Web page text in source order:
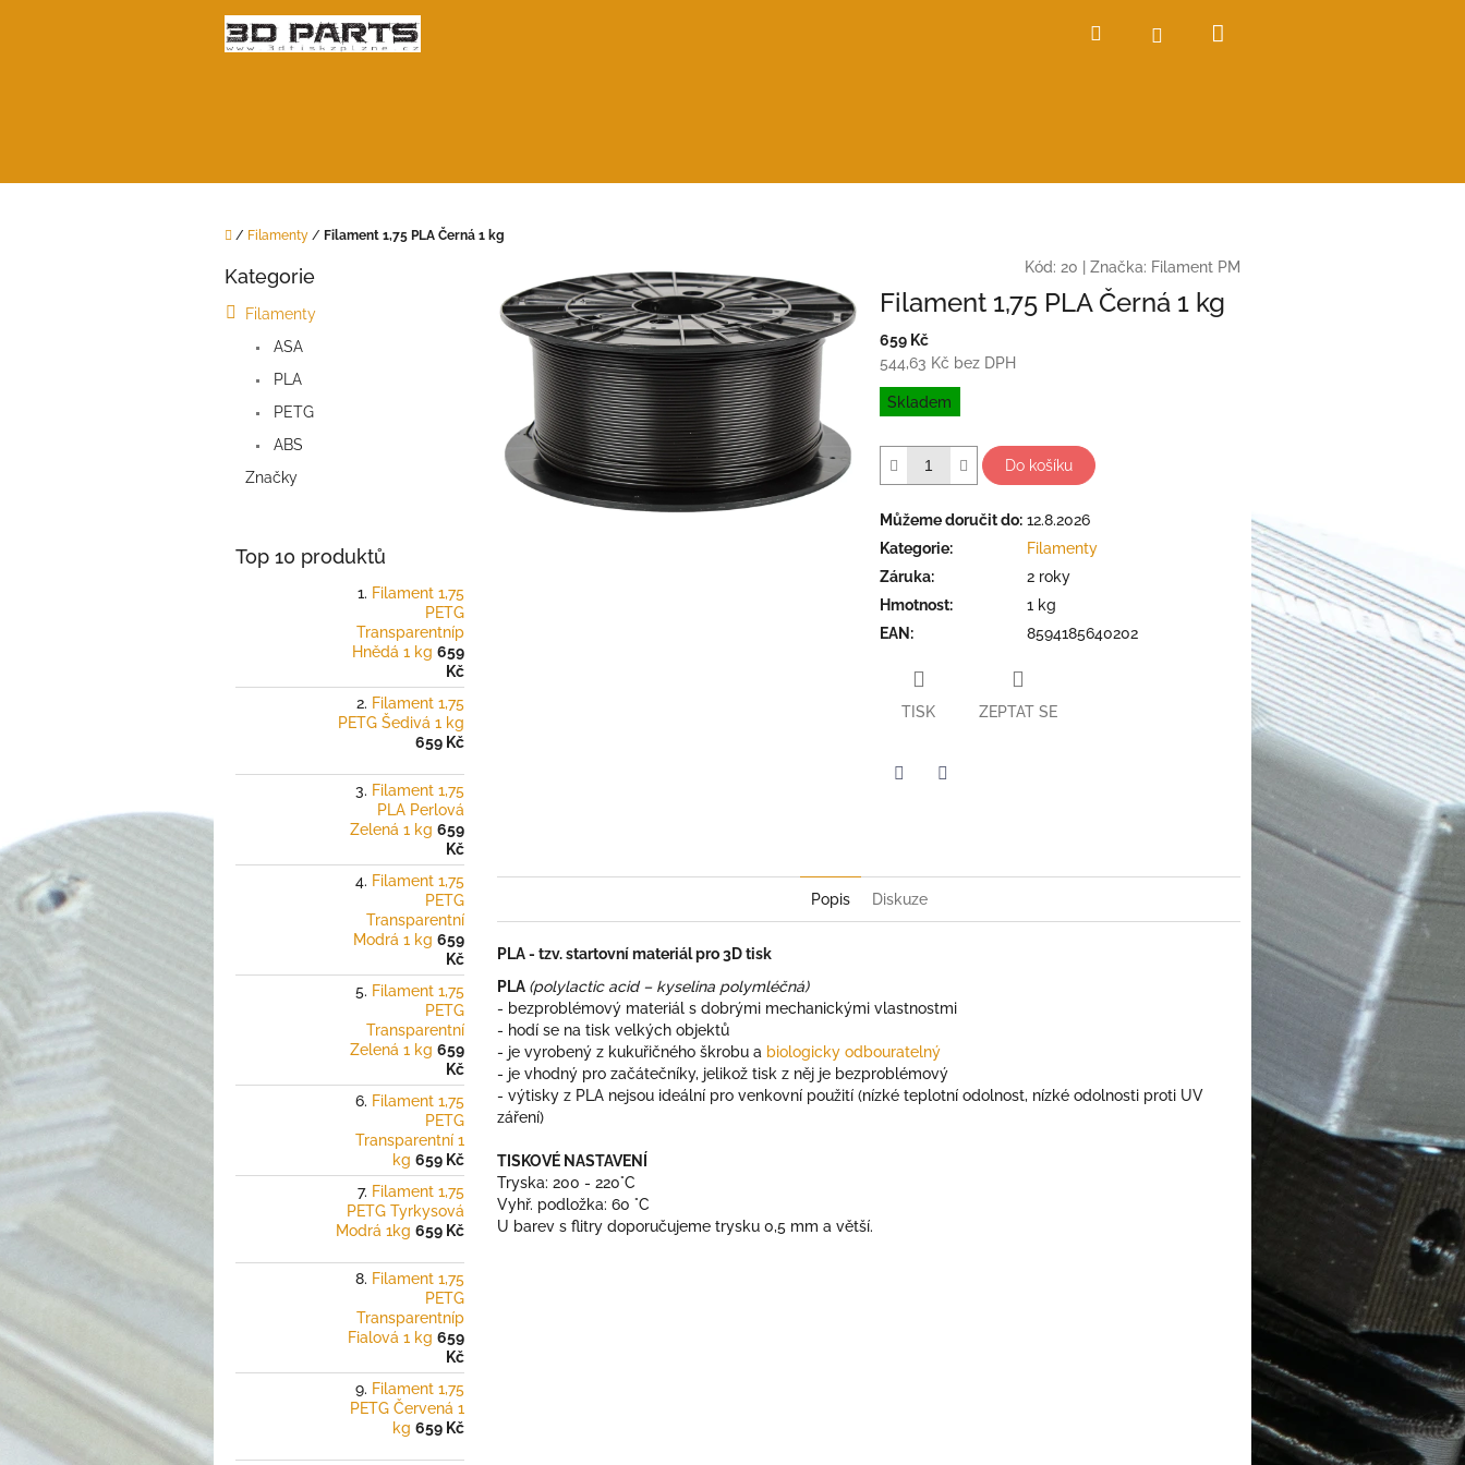
Hledat Přihlášení
Domů
/ Filamenty / Filament 1,75 PLA Černá 1 kg
Přeskočit
Kategorie
Filamenty
ASA
PLA
PETG
ABS
Značky
Top 10 produktů
Filament 1,75
PETG
Transparentníp
Hnědá 1 kg 659
Kč
Filament 1,75
PETG Šedivá 1 kg
659 Kč
Filament 1,75
PLA Perlová
Zelená 1 kg 659
Kč
Filament 1,75
PETG
Transparentní
Modrá 1 kg 659
Kč
Filament 1,75
PETG
Transparentní
Zelená 1 kg 659
Kč
Filament 1,75
PETG
Transparentní 1
kg 659 Kč
Filament 1,75
PETG Tyrkysová
Modrá 1kg 659 Kč
Filament 1,75
PETG
Transparentníp
Fialová 1 kg 659
Kč
Filament 1,75
PETG Červená 1
kg 659 Kč
Kód: 20 Značka: Filament PM
Filament 1,75 PLA Černá 1 kg
659 Kč
544,63 Kč bez DPH
Měrná
cena:
Skladem
Do košíku
Můžeme doručit do: 12.8.2026
Kategorie:
Filamenty
Záruka:
2 roky
Hmotnost:
1 kg
EAN: 8594185640202
TISK ZEPTAT SE
Popis Diskuze
PLA - tzv. startovní materiál pro 3D tisk
PLA (polylactic acid – kyselina polymléčná)
- bezproblémový materiál s dobrými mechanickými vlastnostmi
- hodí se na tisk velkých objektů
- je vyrobený z kukuřičného škrobu a biologicky odbouratelný
- je vhodný pro začátečníky, jelikož tisk z něj je bezproblémový
- výtisky z PLA nejsou ideální pro venkovní použití (nízké teplotní odolnost, nízké odolnosti proti UV
záření)
TISKOVÉ NASTAVENÍ
Tryska: 200 - 220°C
Vyhř. podložka: 60 °C
U barev s flitry doporučujeme trysku 0,5 mm a větší.